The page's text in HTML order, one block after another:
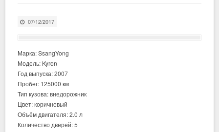
07/12/2017
Марка: SsangYong
Модель: Kyron
Год выпуска: 2007
Пробег: 125000 км
Тип кузова: внедорожник
Цвет: коричневый
Объём двигателя: 2.0 л
Количество дверей: 5